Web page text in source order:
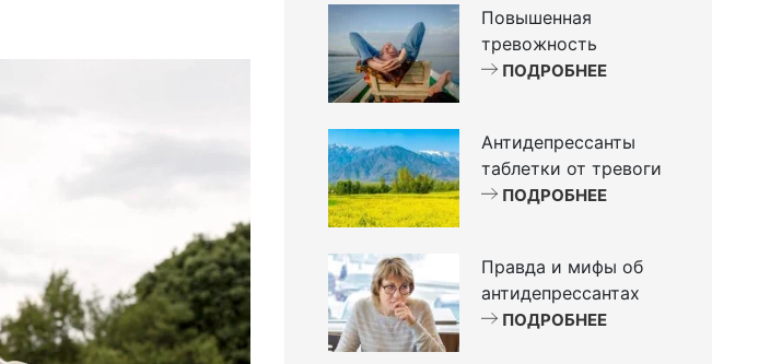
Повышенная
тревожность
ПОДРОБНЕЕ
Антидепрессанты
таблетки от тревоги
ПОДРОБНЕЕ
Правда и мифы об
антидепрессантах
ПОДРОБНЕЕ